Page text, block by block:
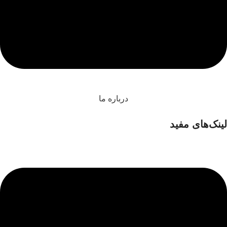
درباره ما
لینک‌های مفید